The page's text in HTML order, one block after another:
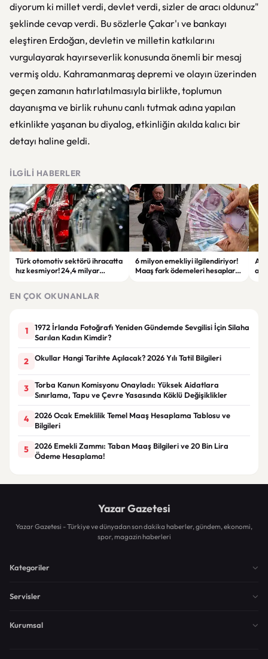
diyorum ki millet verdi, devlet verdi, sizler de aracı oldunuz"
şeklinde cevap verdi. Bu sözlerle Çakar'ı ve bankayı
eleştiren Erdoğan, devletin ve milletin katkılarını
vurgulayarak hayırseverlik konusunda önemli bir mesaj
vermiş oldu. Kahramanmaraş depremi ve olayın üzerinden
geçen zamanın hatırlatılmasıyla birlikte, toplumun
dayanışma ve birlik ruhunu canlı tutmak adına yapılan
etkinlikte yaşanan bu diyalog, etkinliğin akılda kalıcı bir
detayı haline geldi.
İLGILI HABERLER
Türk otomotiv sektörü ihracatta
hız kesmiyor! 24,4 milyar
6 milyon emekliyi ilgilendiriyor!
Maaş fark ödemeleri hesaplara
EN ÇOK OKUNANLAR
1
1972 İrlanda Fotoğrafı Yeniden Gündemde Sevgilisi İçin Silaha
Sarılan Kadın Kimdir?
2 Okullar Hangi Tarihte Açılacak? 2026 Yılı Tatil Bilgileri
3
Torba Kanun Komisyonu Onayladı: Yüksek Aidatlara
Sınırlama, Tapu ve Çevre Yasasında Köklü Değişiklikler
4
2026 Ocak Emeklilik Temel Maaş Hesaplama Tablosu ve
Bilgileri
5
2026 Emekli Zammı: Taban Maaş Bilgileri ve 20 Bin Lira
Ödeme Hesaplama!
Yazar Gazetesi
Yazar Gazetesi - Türkiye ve dünyadan son dakika haberler, gündem, ekonomi,
spor, magazin haberleri
Kategoriler
Servisler
Kurumsal